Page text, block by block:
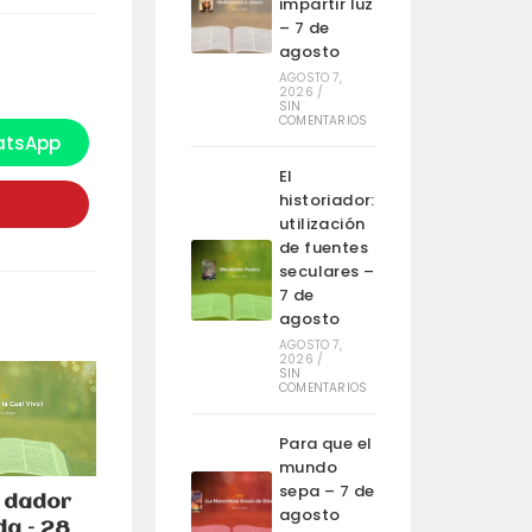
dador
– 7 de
agosto
AGOSTO 7,
2026 /
SIN
COMENTARIOS
El
historiador:
utilización
de fuentes
seculares –
7 de
agosto
AGOSTO 7,
2026 /
SIN
COMENTARIOS
Para que el
mundo
sepa – 7 de
agosto